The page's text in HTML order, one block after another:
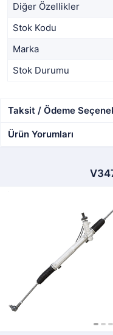
Diğer Özellikler
Stok Kodu
Marka
Stok Durumu
Taksit / Ödeme
Ürün Yorumları